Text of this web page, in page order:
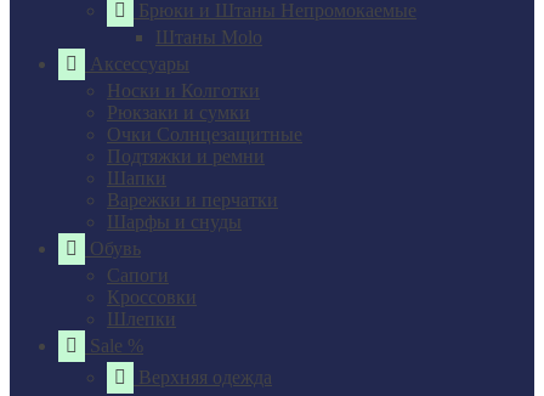
Брюки и Штаны Непромокаемые
Штаны Molo
Аксессуары
Носки и Колготки
Рюкзаки и сумки
Очки Солнцезащитные
Подтяжки и ремни
Шапки
Варежки и перчатки
Шарфы и снуды
Обувь
Сапоги
Кроссовки
Шлепки
Sale %
Верхняя одежда